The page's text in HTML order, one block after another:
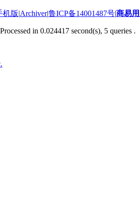
机版|Archiver|鲁ICP备14001487号|商易
in 0.024417 second(s), 5 queries .